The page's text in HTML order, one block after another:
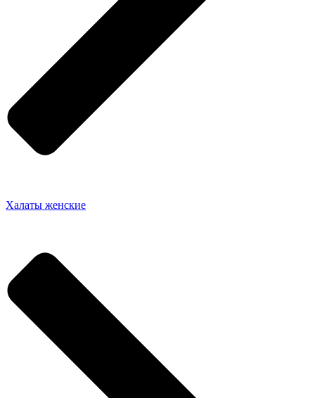
Халаты женские